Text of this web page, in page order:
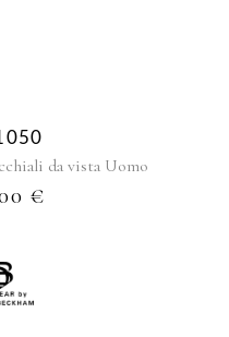
da vista Uomo
€